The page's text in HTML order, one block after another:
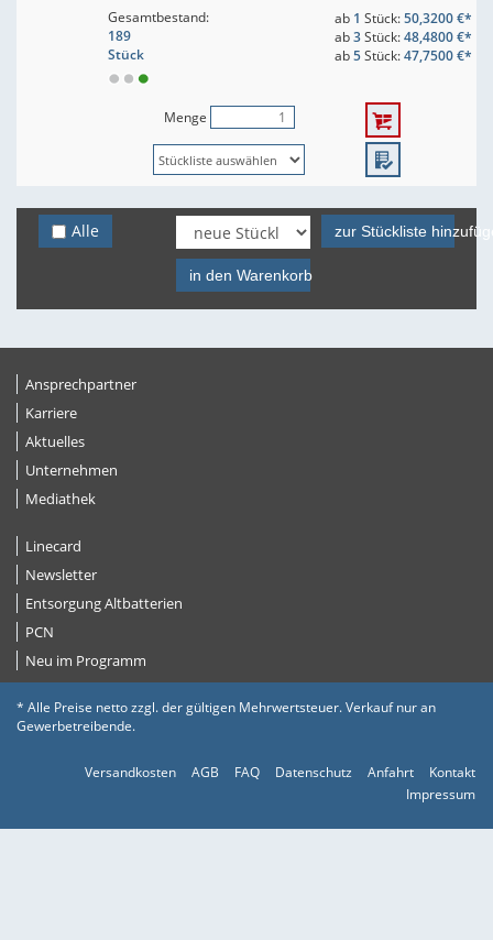
Gesamtbestand:
189
Stück
ab 1 Stück:50,3200 €*
ab3Stück:48,4800 €*
ab5Stück:47,7500 €*
Menge
Alle zur Stückliste
in den Warenkorb
Ansprechpartner
Karriere
Aktuelles
Unternehmen
Mediathek
Linecard
Newsletter
Entsorgung Altbatterien
PCN
Neu im Programm
* Alle Preise netto zzgl. der gültigen Mehrwertsteuer. Verkauf nur an
Gewerbetreibende.
Versandkosten AGB FAQ Datenschutz Anfahrt
Kontakt
Impressum